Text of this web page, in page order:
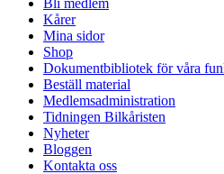
Kårer
Mina sidor
Shop
Dokumentbibliotek för våra
Beställ material
Medlemsadministration
Tidningen Bilkåristen
Nyheter
Bloggen
Kontakta oss